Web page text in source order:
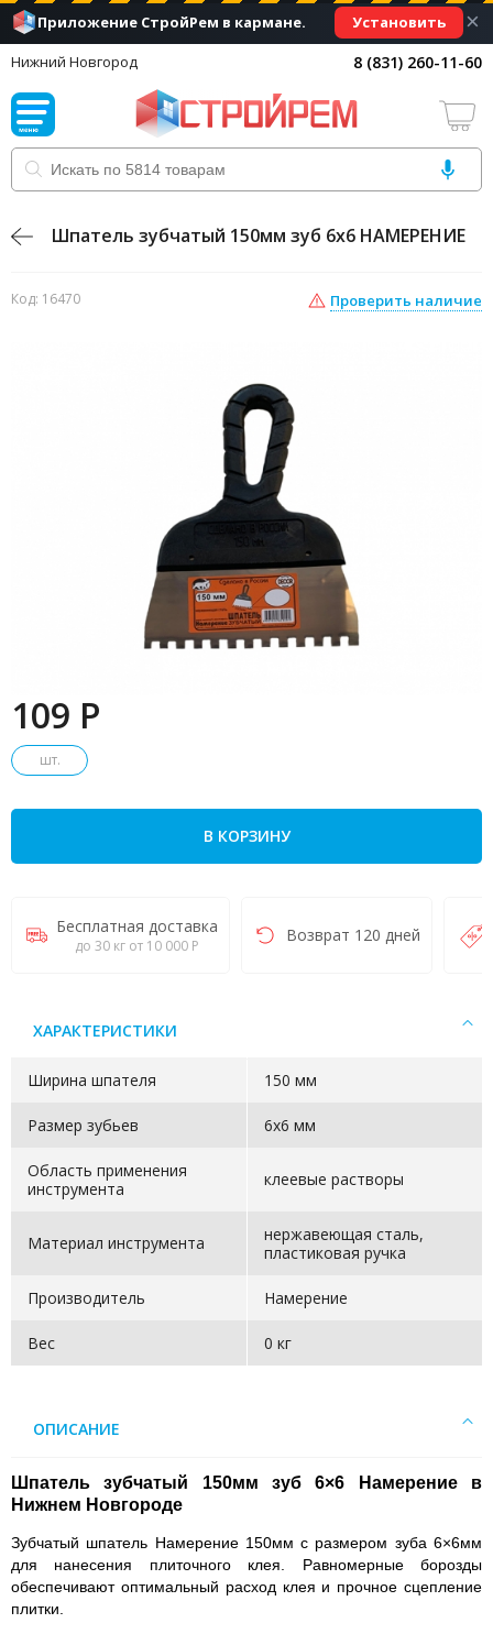
Приложение СтройРем в кармане. Установить ×
Нижний Новгород 8 (831) 260-11-60
Шпатель зубчатый 150мм зуб 6х6 НАМЕРЕНИЕ
Код: 16470 Проверить наличие
109 P
шт.
В КОРЗИНУ
Бесплатная доставка
до 30 кг от 10 000 Р
Возврат 120 дней
ХАРАКТЕРИСТИКИ
Ширина шпателя 150 мм
Размер зубьев 6x6 мм
Область применения
инструмента
клеевые растворы
Материал инструмента
нержавеющая сталь,
пластиковая ручка
Производитель Намерение
Вес 0 кг
ОПИСАНИЕ
Шпатель зубчатый 150мм зуб 6×6 Намерение в
Нижнем Новгороде
Зубчатый шпатель Намерение 150мм с размером зуба 6×6мм
для нанесения плиточного клея. Равномерные борозды
обеспечивают оптимальный расход клея и прочное сцепление
плитки.